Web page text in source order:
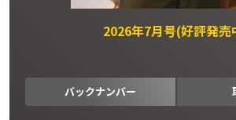
2026年7月号(好評発売
バックナンバー